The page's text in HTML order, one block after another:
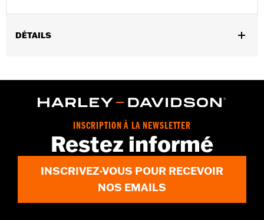
DÉTAILS
GARANTIE:Garantie du fabricant international Wolverine -
Origine:Importé
Dimension Description:HAUTEUR DE TIGE : 5.25” / HAUTEUR
DE TALON 1”
INSCRIPTION À LA NEWSLETTER
Restez informé
INSCRIVEZ-VOUS POUR RECEVOIR
NOS EMAILS